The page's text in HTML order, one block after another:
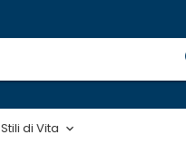
Stili di Vita